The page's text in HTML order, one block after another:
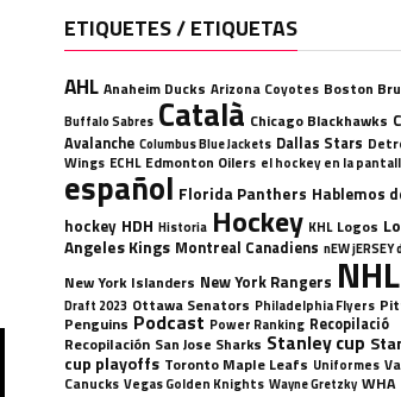
ETIQUETES / ETIQUETAS
AHL Anaheim Ducks Arizona Coyotes Boston
Buffalo Sabres Català Chicago Blackhawks
Avalanche Columbus Blue Jackets Dallas Stars
Wings ECHL Edmonton Oilers el hockey en la
español Florida Panthers Hablemos
hockey HDH Historia Hockey KHL Logos
Angeles Kings Montreal Canadiens nEW jERSEY
New York Islanders New York Rangers NHL
Draft 2023 Ottawa Senators Philadelphia Flyers
Penguins Podcast Power Ranking Recopilació
Recopilación San Jose Sharks Stanley cup
cup playoffs Toronto Maple Leafs Uniformes
Canucks Vegas Golden Knights Wayne Gretzky WHA